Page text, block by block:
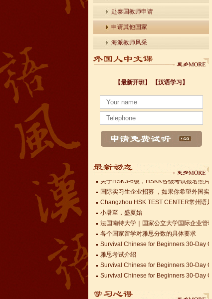
赴泰国教师申请
申请其他国家
海派教师风采
【最新开班】
【汉语学习】
小暑至，盛夏始
法国南特大学｜国家公立大学国际企业管
各个国家留学对雅思分数的具体要求
Survival Chinese for Beginners 30-Day
雅思考试介绍
Survival Chinese for Beginners 30-Day
Survival Chinese for Beginners 30-Day
关于HSK3-6级，HSKK各级考试报名照片
国际实习生企业招募 ，如果你希望外国
Changzhou HSK TEST CENTER常州语
小暑至，盛夏始
法国南特大学｜国家公立大学国际企业管
各个国家留学对雅思分数的具体要求
Survival Chinese for Beginners 30-Day
雅思考试介绍
Survival Chinese for Beginners 30-Day
Survival Chinese for Beginners 30-Day
关于HSK3-6级，HSKK各级考试报名照片
Changzhou HSK TEST CENTER常州语
语风汉语无锡校 Zack
我叫Zack,我是法国人，无锡语风汉教中
心是一个学习中国文化和对外汉语的好
地方，我在语风汉语学习到非常多的汉
语知识和赵国文化...